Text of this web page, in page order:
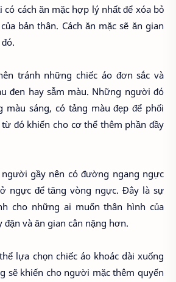
có cách ăn mặc hợp lý nhất để xóa bỏ
bản thân. Cách ăn mặc sẽ ăn gian
tránh những chiếc áo đơn sắc và
đen hay sẫm màu. Những người đó
màu sáng, có tảng màu đẹp để phối
đó khiến cho cơ thể thêm phần đầy
người gầy nên có đường ngang ngực
ngực để tăng vòng ngực. Đây là sự
cho những ai muốn thân hình của
và ăn gian cân nặng hơn.
lựa chọn chiếc áo khoác dài xuống
sẽ khiến cho người mặc thêm quyến